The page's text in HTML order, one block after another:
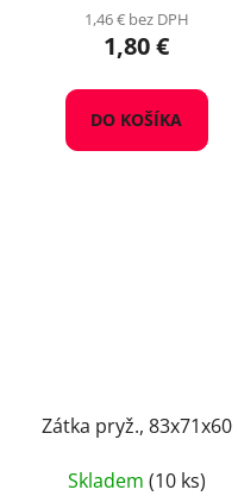
1,46 € bez DPH
1,80 €
DO KOŠÍKA
Zátka pryž., 83x71x60
Skladem (10 ks)